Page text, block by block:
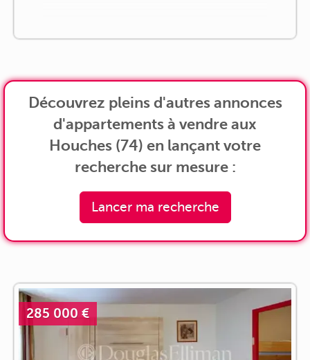
Découvrez pleins d'autres annonces
d'appartements à vendre aux
Houches (74) en lançant votre
recherche sur mesure :
Lancer ma recherche
285 000 €